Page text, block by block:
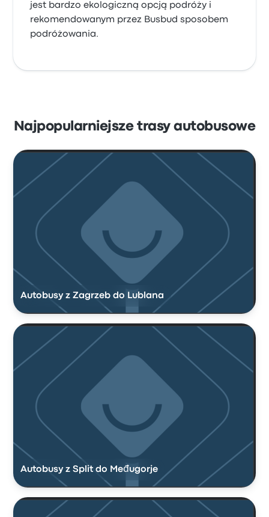
jest bardzo ekologiczną opcją podróży i
rekomendowanym przez Busbud sposobem
podróżowania.
Najpopularniejsze trasy autobusowe
Autobusy z Zagrzeb do Lublana
Autobusy z Split do Međugorje